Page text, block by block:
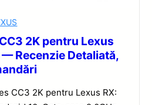
2K pentru Lexus
Recenzie Detaliată,
CC3 2K pentru Lexus RX: